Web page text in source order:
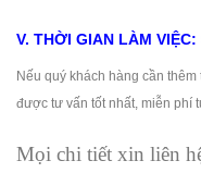
V. THỜI GIAN LÀM
Nếu quý khách hàng cần
được tư vấn tốt nhất, miễn phí
Mọi chi tiết xin liên